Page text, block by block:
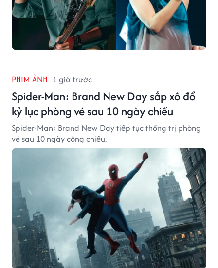
PHIM ẢNH 1 giờ trước
Spider-Man: Brand New Day sắp xô đổ
kỷ lục phòng vé sau 10 ngày chiếu
Spider-Man: Brand New Day tiếp tục thống trị phòng
vé sau 10 ngày công chiếu.